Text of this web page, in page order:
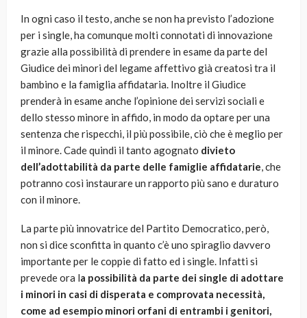
In ogni caso il testo, anche se non ha previsto l’adozione
per i single, ha comunque molti connotati di innovazione
grazie alla possibilità di prendere in esame da parte del
Giudice dei minori del legame affettivo già creatosi tra il
bambino e la famiglia affidataria. Inoltre il Giudice
prenderà in esame anche l’opinione dei servizi sociali e
dello stesso minore in affido, in modo da optare per una
sentenza che rispecchi, il più possibile, ciò che è meglio per
il minore. Cade quindi il tanto agognato divieto
dell’adottabilità da parte delle famiglie affidatarie, che
potranno così instaurare un rapporto più sano e duraturo
con il minore.
La parte più innovatrice del Partito Democratico, però,
non si dice sconfitta in quanto c’è uno spiraglio davvero
importante per le coppie di fatto ed i single. Infatti si
prevede ora la possibilità da parte dei single di adottare
i minori in casi di disperata e comprovata necessità,
come ad esempio minori orfani di entrambi i genitori,